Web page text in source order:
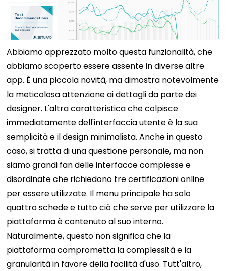
Abbiamo apprezzato molto questa funzionalità, che
abbiamo scoperto essere assente in diverse altre
app. È una piccola novità, ma dimostra notevolmente
la meticolosa attenzione ai dettagli da parte dei
designer. L'altra caratteristica che colpisce
immediatamente dell'interfaccia utente è la sua
semplicità e il design minimalista. Anche in questo
caso, si tratta di una questione personale, ma non
siamo grandi fan delle interfacce complesse e
disordinate che richiedono tre certificazioni online
per essere utilizzate. Il menu principale ha solo
quattro schede e tutto ciò che serve per utilizzare la
piattaforma è contenuto al suo interno.
Naturalmente, questo non significa che la
piattaforma comprometta la complessità e la
granularità in favore della facilità d'uso. Tutt'altro,